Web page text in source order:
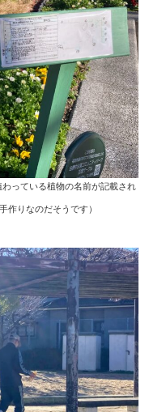
わっている植物の名前が記載され
作りなのだそうです）